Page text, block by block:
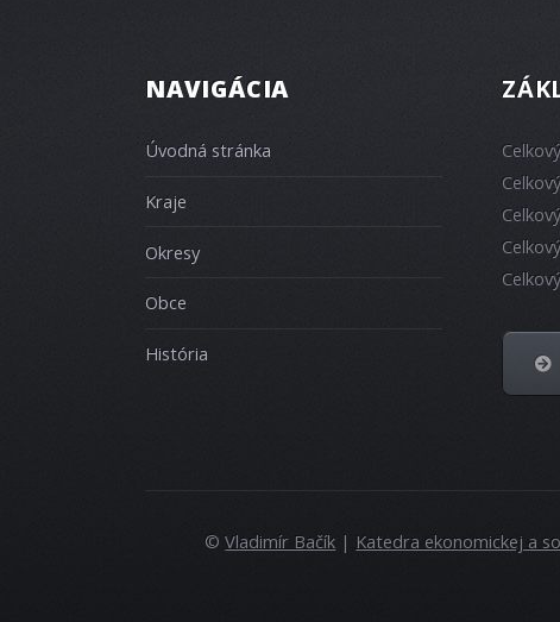
NAVIGÁCIA
Úvodná stránka
Kraje
Okresy
Obce
História
©Vladimír Bačík | Katedra ekonomickej a